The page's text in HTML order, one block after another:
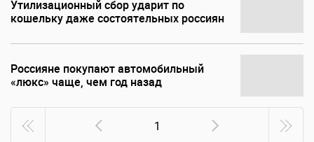
Утилизационный сбор ударит по
кошельку даже состоятельных россиян
Россияне покупают автомобильный
«люкс» чаще, чем год назад
1